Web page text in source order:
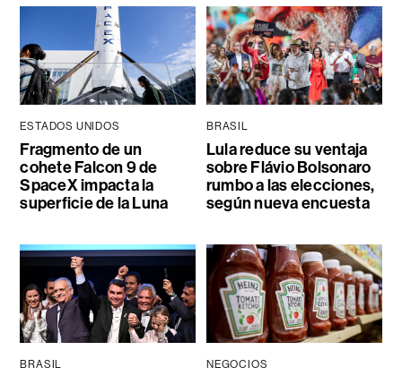
ESTADOS UNIDOS
Fragmento de un
cohete Falcon 9 de
SpaceX impacta la
superficie de la Luna
BRASIL
Lula reduce su ventaja
sobre Flávio Bolsonaro
rumbo a las elecciones,
según nueva encuesta
BRASIL NEGOCIOS